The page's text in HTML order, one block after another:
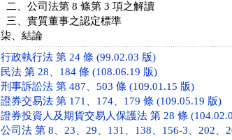
二、公司法第 8 條第 3 項之解讀
三、實質董事之認定標準
柒、結論
行政執行法 第 24 條 (99.02.03 版)
民法 第 28、184 條 (108.06.19 版)
刑事訴訟法 第 487、503 條 (109.01.15 版)
證券交易法 第 171、174、179 條 (109.05.19 版)
證券投資人及期貨交易人保護法 第 28 條
公司法 第 8、23、29、131、138、156-3、202、